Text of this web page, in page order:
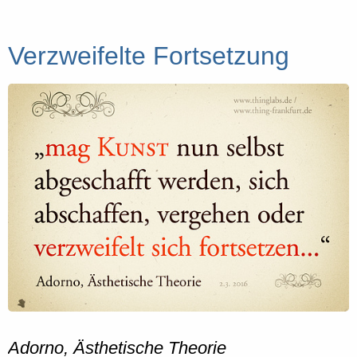
Verzweifelte Fortsetzung
Adorno, Ästhetische Theorie